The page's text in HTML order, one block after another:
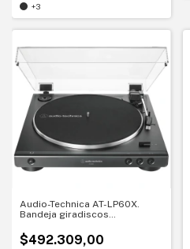
+3
Audio-Technica AT-LP60X.
Bandeja giradiscos
complicaciones
$492.309,00